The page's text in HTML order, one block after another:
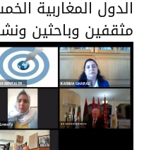
الدول المغاربية
مثقفين وباحثين